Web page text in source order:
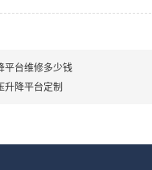
平台维修多少钱
升降平台定制